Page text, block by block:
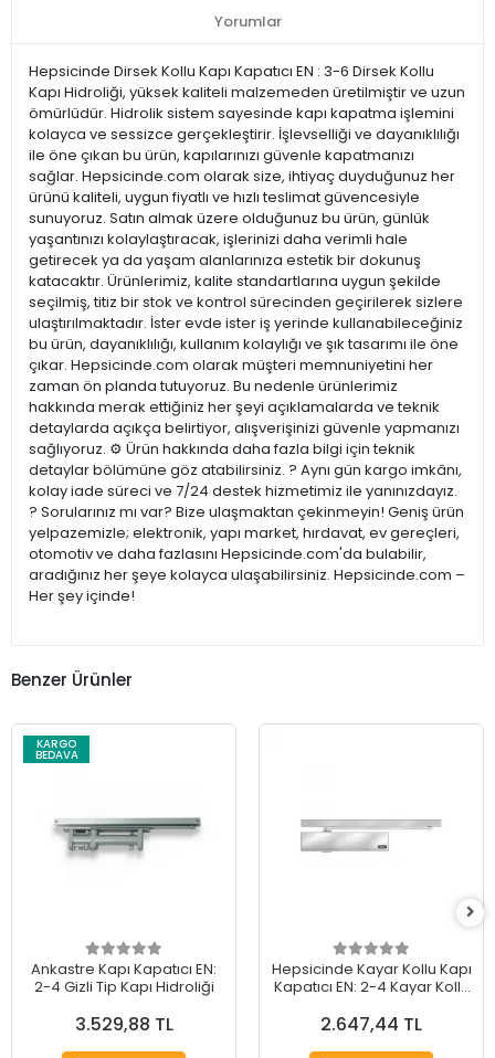
Yorumlar
Hepsicinde Dirsek Kollu Kapı Kapatıcı EN : 3-6 Dirsek Kollu
Kapı Hidroliği, yüksek kaliteli malzemeden üretilmiştir ve uzun
ömürlüdür. Hidrolik sistem sayesinde kapı kapatma işlemini
kolayca ve sessizce gerçekleştirir. İşlevselliği ve dayanıklılığı
ile öne çıkan bu ürün, kapılarınızı güvenle kapatmanızı
sağlar. Hepsicinde.com olarak size, ihtiyaç duyduğunuz her
ürünü kaliteli, uygun fiyatlı ve hızlı teslimat güvencesiyle
sunuyoruz. Satın almak üzere olduğunuz bu ürün, günlük
yaşantınızı kolaylaştıracak, işlerinizi daha verimli hale
getirecek ya da yaşam alanlarınıza estetik bir dokunuş
katacaktır. Ürünlerimiz, kalite standartlarına uygun şekilde
seçilmiş, titiz bir stok ve kontrol sürecinden geçirilerek sizlere
ulaştırılmaktadır. İster evde ister iş yerinde kullanabileceğiniz
bu ürün, dayanıklılığı, kullanım kolaylığı ve şık tasarımı ile öne
çıkar. Hepsicinde.com olarak müşteri memnuniyetini her
zaman ön planda tutuyoruz. Bu nedenle ürünlerimiz
hakkında merak ettiğiniz her şeyi açıklamalarda ve teknik
detaylarda açıkça belirtiyor, alışverişinizi güvenle yapmanızı
sağlıyoruz. ⚙️ Ürün hakkında daha fazla bilgi için teknik
detaylar bölümüne göz atabilirsiniz. ? Aynı gün kargo imkânı,
kolay iade süreci ve 7/24 destek hizmetimiz ile yanınızdayız.
? Sorularınız mı var? Bize ulaşmaktan çekinmeyin! Geniş ürün
yelpazemizle; elektronik, yapı market, hırdavat, ev gereçleri,
otomotiv ve daha fazlasını Hepsicinde.com'da bulabilir,
aradığınız her şeye kolayca ulaşabilirsiniz. Hepsicinde.com –
Her şey içinde!
Benzer Ürünler
KARGO
BEDAVA
Ankastre Kapı Kapatıcı EN:
2-4 Gizli Tip Kapı Hidroliği
3.529,88 TL
Hepsicinde Kayar Kollu Kapı
Kapatıcı EN: 2-4 Kayar Kollu
2.647,44 TL